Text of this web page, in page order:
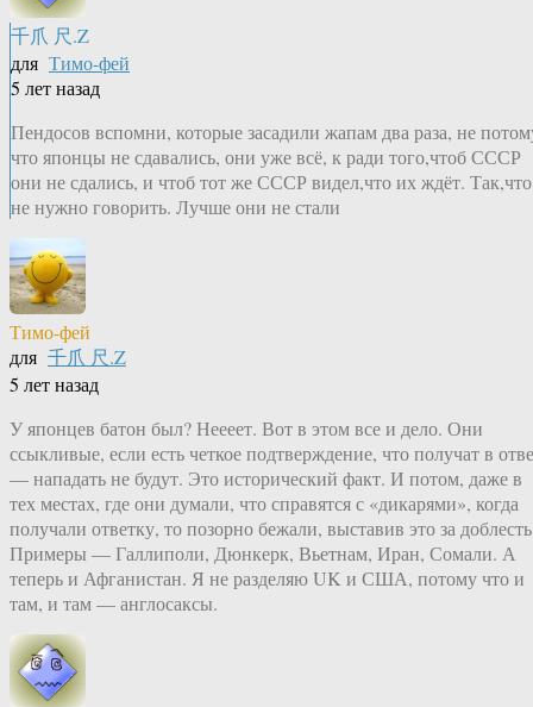
千爪 尺.Z
для Тимо-фей
5 лет назад
Пендосов вспомни, которые засадили жапам два раза, не
что японцы не сдавались, они уже всё, к ради того,чтоб СССР
они не сдались, и чтоб тот же СССР видел,что их ждёт. Так,что
не нужно говорить. Лучше они не стали
Тимо-фей
для 千爪 尺.Z
5 лет назад
У японцев батон был? Неееет. Вот в этом все и дело. Они
ссыкливые, если есть четкое подтверждение, что получат в
— нападать не будут. Это исторический факт. И потом, даже в
тех местах, где они думали, что справятся с «дикарями», когда
получали ответку, то позорно бежали, выставив это за
Примеры — Галлиполи, Дюнкерк, Вьетнам, Иран, Сомали. А
теперь и Афганистан. Я не разделяю UK и США, потому что и
там, и там — англосаксы.